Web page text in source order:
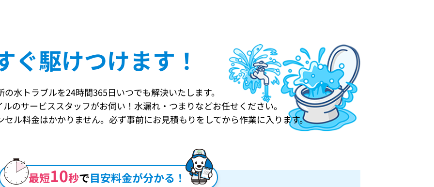
ぐ駆けつけます！
水トラブルを24時間365日いつでも解決いたします。
のサービススタッフがお伺い！水漏れ・つまりなどお任せください。
ル料金はかかりません。必ず事前にお見積もりをしてから作業に入ります。
最短10秒で目安料金が分かる！